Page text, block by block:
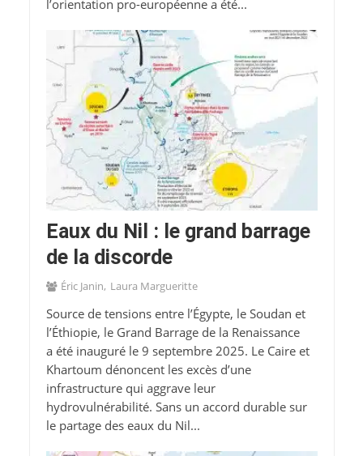
l’orientation pro-européenne a été...
Eaux du Nil : le grand barrage
de la discorde
Éric Janin Laura Margueritte
Source de tensions entre l’Égypte, le Soudan et
l’Éthiopie, le Grand Barrage de la Renaissance
a été inauguré le 9 septembre 2025. Le Caire et
Khartoum dénoncent les excès d’une
infrastructure qui aggrave leur
hydrovulnérabilité. Sans un accord durable sur
le partage des eaux du Nil...